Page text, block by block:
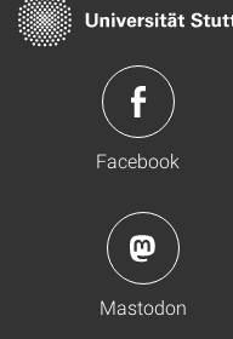
Facebook
Mastodon